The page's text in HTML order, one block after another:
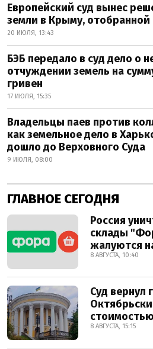
Европейский суд вынес
земли в Крыму, отобранной
20 ИЮЛЯ, 13:43
БЭБ передало в суд дело о
отчуждении земель на
гривен
17 ИЮЛЯ, 15:35
Владельцы паев против
как земельное дело в
дошло до Верховного Суда
9 ИЮЛЯ, 08:00
ГЛАВНОЕ СЕГОДНЯ
Россия
склады
жалуются
8 АВГУСТА, 10:40
Суд вернул
8 АВГУСТА, 15:15